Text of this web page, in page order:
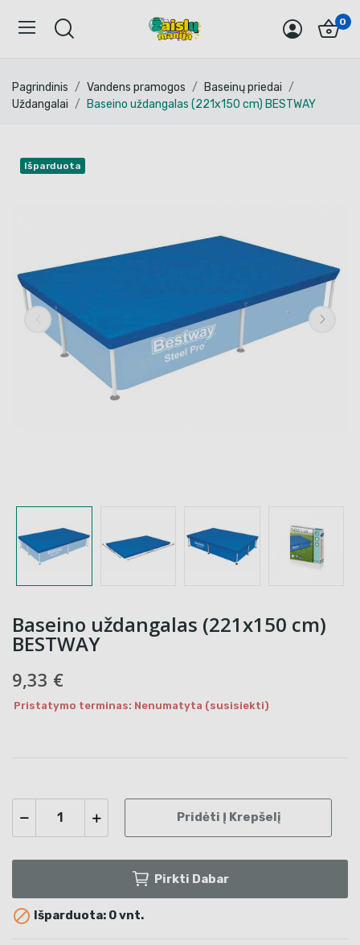
0
Pagrindinis Vandens pramogos
Baseinų priedai
Uždangalai
Baseino uždangalas (221x150 cm) BESTWAY
Išparduota
Baseino uždangalas (221x150 cm)
BESTWAY
9,33 €
Pristatymo terminas: Nenumatyta (susisiekti)
Pridėti Į Krepšelį
Pirkti Dabar
 Išparduota: 0 vnt.